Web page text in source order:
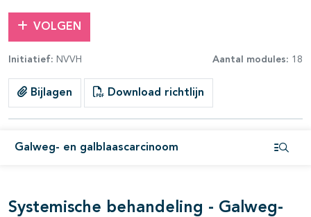
VOLGEN
Initiatief: NVVH Aantal modules: 18
Bijlagen Download richtlijn
Galweg- en galblaascarcinoom
open- en dichtklappen
Systemische behandeling - Galweg-